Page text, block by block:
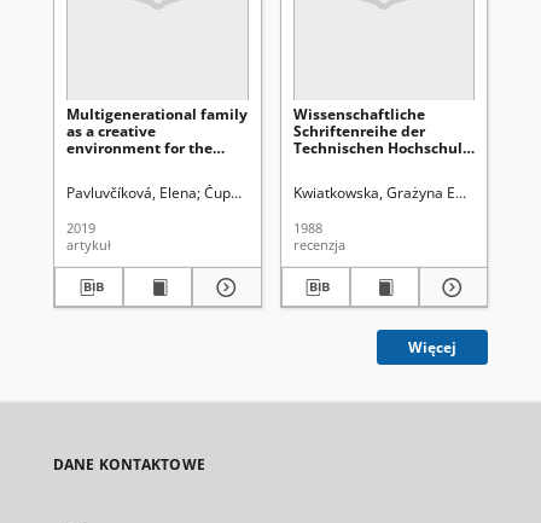
Multigenerational family
as a creative
environment for the
Pavluvčíková, Elena Čupková, Lena Parczewska, Teresa (1959-). Red.
2019
artykuł
Wissenschaftliche
Schriftenreihe der
Technischen Hochschule
1982, 2; 1983, 1; 1984, 4,
Karl-Marx-Stadt
Kwiatkowska, Grażyna Ewa (1957- ).
1988
recenzja
Więcej
DANE KONTAKTOWE